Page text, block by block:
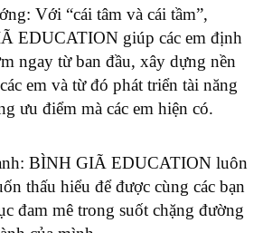
Với “cái tâm và cái tầm”,
EDUCATION giúp các em định
ngay từ ban đầu, xây dựng nền
em và từ đó phát triển tài năng
ưu điểm mà các em hiện có.
BÌNH GIÃ EDUCATION luôn
thấu hiểu để được cùng các bạn
đam mê trong suốt chặng đường